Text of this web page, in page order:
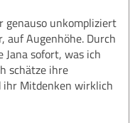
genauso unkompliziert
auf Augenhöhe. Durch
Jana sofort, was ich
schätze ihre
ihr Mitdenken wirklich